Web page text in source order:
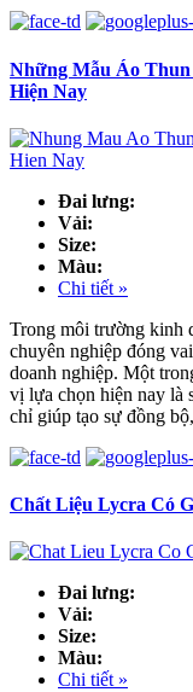
Những Mẫu Áo
Hiện Nay
Đai lưng:
Vải:
Size:
Màu:
Chi tiết »
Trong môi trường kinh
chuyên nghiệp đóng
doanh nghiệp. Một
vị lựa chọn hiện nay là
chỉ giúp tạo sự đồng
Chất Liệu Lycra Có
Đai lưng:
Vải:
Size:
Màu:
Chi tiết »